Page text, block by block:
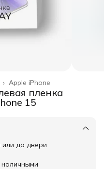
Apple iPhone
›
›
пленка
15
до двери